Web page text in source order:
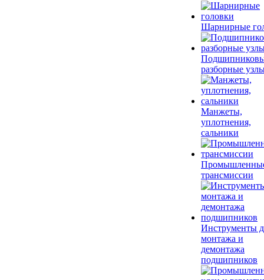
Шарнирные
разборные
Манжеты,
уплотнения,
сальники
трансмиссии
Инструменты
монтажа и
демонтажа
подшипников